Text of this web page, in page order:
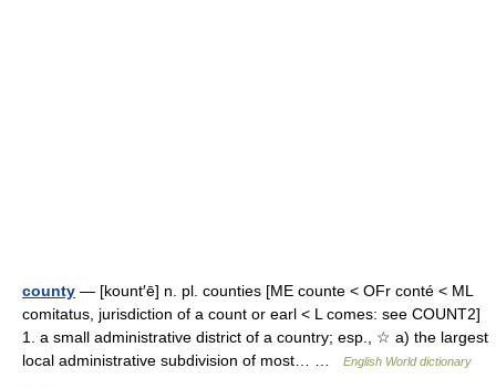
county — [kount′ē] n. pl. counties [ME counte < OFr conté < ML
comitatus, jurisdiction of a count or earl < L comes: see COUNT2]
1. a small administrative district of a country; esp., ☆ a) the largest
local administrative subdivision of most… …
English World dictionary